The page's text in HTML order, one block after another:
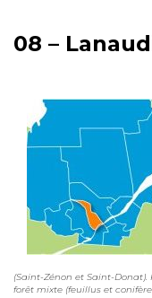
08 –
(Saint-Zénon et Saint-
forêt mixte (feuillus et